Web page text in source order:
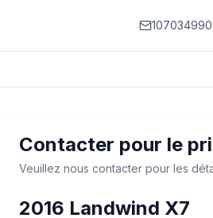
Contacter pour le
Veuillez nous contacter pour les
2016 Landwind X7